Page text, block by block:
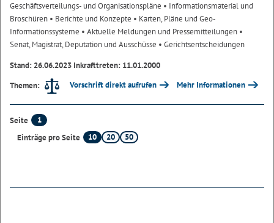
Geschäftsverteilungs- und Organisationspläne • Informationsmaterial und
Broschüren • Berichte und Konzepte • Karten, Pläne und Geo-
Informationssysteme • Aktuelle Meldungen und Pressemitteilungen •
Senat, Magistrat, Deputation und Ausschüsse • Gerichtsentscheidungen
Stand: 26.06.2023 Inkrafttreten: 11.01.2000
Themen:
Vorschrift direkt aufrufen Mehr Informationen
Seite
1
Einträge pro Seite
10 20 50